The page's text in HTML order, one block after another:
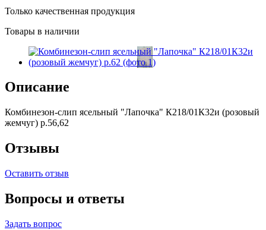
Только качественная продукция
Товары в наличии
Описание
Комбинезон-слип ясельный "Лапочка" К218/01К32и (розовый
жемчуг) р.56,62
Отзывы
Оставить отзыв
Вопросы и ответы
Задать вопрос